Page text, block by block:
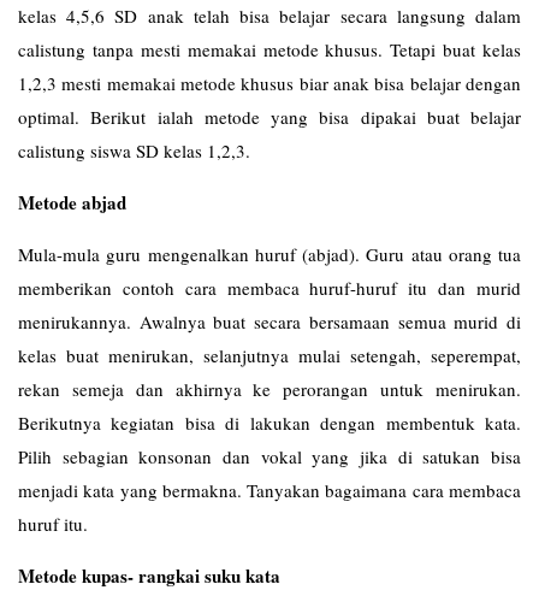
kelas 4,5,6 SD anak telah bisa belajar secara langsung dalam
calistung tanpa mesti memakai metode khusus. Tetapi buat kelas
1,2,3 mesti memakai metode khusus biar anak bisa belajar dengan
optimal. Berikut ialah metode yang bisa dipakai buat belajar
calistung siswa SD kelas 1,2,3.
Metode abjad
Mula-mula guru mengenalkan huruf (abjad). Guru atau orang tua
memberikan contoh cara membaca huruf-huruf itu dan murid
menirukannya. Awalnya buat secara bersamaan semua murid di
kelas buat menirukan, selanjutnya mulai setengah, seperempat,
rekan semeja dan akhirnya ke perorangan untuk menirukan.
Berikutnya kegiatan bisa di lakukan dengan membentuk kata.
Pilih sebagian konsonan dan vokal yang jika di satukan bisa
menjadi kata yang bermakna. Tanyakan bagaimana cara membaca
huruf itu.
Metode kupas- rangkai suku kata